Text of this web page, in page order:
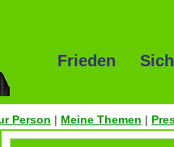
Frieden
Person | Meine Themen |